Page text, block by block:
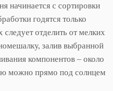
начинается с сортировки
годятся только
отделить от мелких
залив выбранной
компонентов – около
можно прямо под солнцем